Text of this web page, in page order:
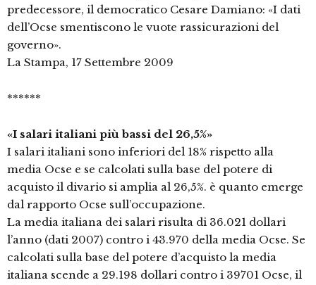
predecessore, il democratico Cesare Damiano: «I dati
dell’Ocse smentiscono le vuote rassicurazioni del
governo».
La Stampa, 17 Settembre 2009
******
«I salari italiani più bassi del 26,5%»
I salari italiani sono inferiori del 18% rispetto alla
media Ocse e se calcolati sulla base del potere di
acquisto il divario si amplia al 26,5%. è quanto emerge
dal rapporto Ocse sull’occupazione.
La media italiana dei salari risulta di 36.021 dollari
l’anno (dati 2007) contro i 43.970 della media Ocse. Se
calcolati sulla base del potere d’acquisto la media
italiana scende a 29.198 dollari contro i 39701 Ocse, il